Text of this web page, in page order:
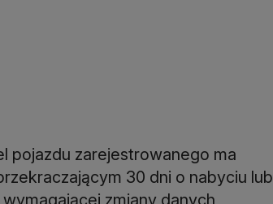
pojazdu zarejestrowanego ma
30 dni o nabyciu lub
zmiany danych